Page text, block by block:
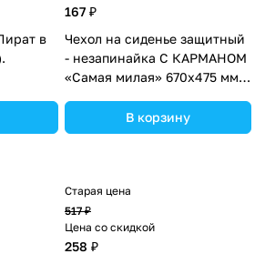
в
167 ₽
Чехол на сиденье защитный
- незапинайка С КАРМАНОМ
«Самая милая» 670х475 мм
В корзину
Старая цена
517 ₽
Цена со скидкой
258 ₽